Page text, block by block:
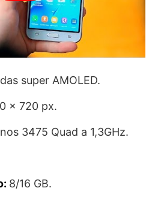
super AMOLED.
x 720 px.
3475 Quad a 1,3GHz.
8/16 GB.